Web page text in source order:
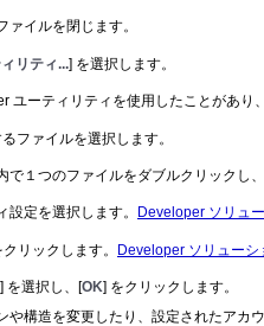
イルを閉じます。
リティ...] を選択します。
ユーティリティを使用したことがあり
ファイルを選択します。
で１つのファイルをダブルクリックし
定を選択します。 Developer ソリュ
クリックします。 Developer ソリューシ
] を選択し、[OK] をクリックします。
や構造を変更したり、設定されたアカ